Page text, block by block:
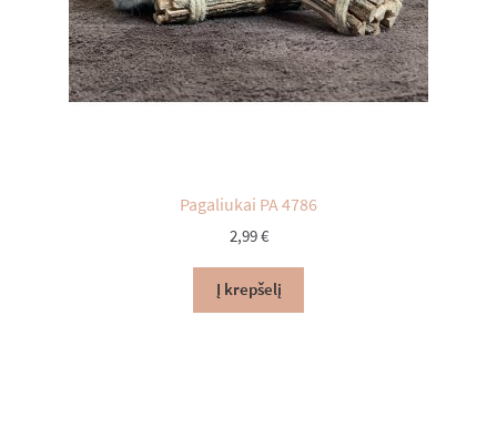
Pagaliukai PA 4786
2,99€
Į krepšelį